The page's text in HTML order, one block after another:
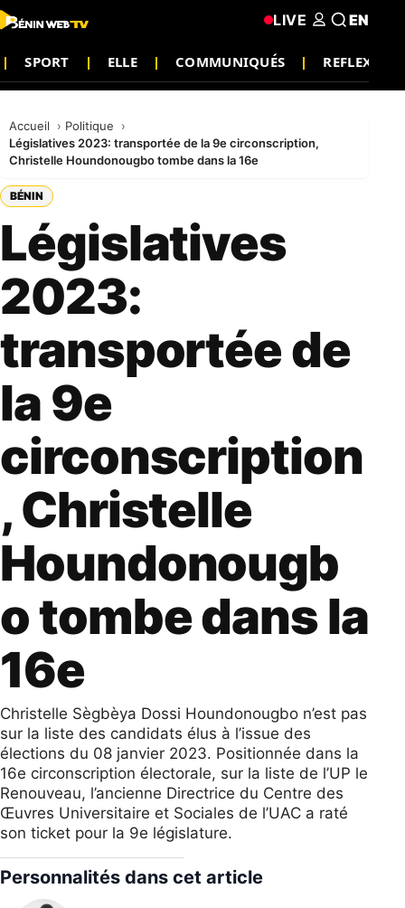
SPORT ELLE COMMUNIQUÉS REFLEXION
LIVE EN
Accueil
Politique
Législatives 2023: transportée de la 9e circonscription,
Christelle Houndonougbo tombe dans la 16e
BÉNIN
Législatives
2023:
transportée de
la 9e
circonscription
, Christelle
Houndonougb
o tombe dans la
16e
Christelle Sègbèya Dossi Houndonougbo n’est pas
sur la liste des candidats élus à l’issue des
élections du 08 janvier 2023. Positionnée dans la
16e circonscription électorale, sur la liste de l’UP le
Renouveau, l’ancienne Directrice du Centre des
Œuvres Universitaire et Sociales de l’UAC a raté
son ticket pour la 9e législature.
Personnalités dans cet article